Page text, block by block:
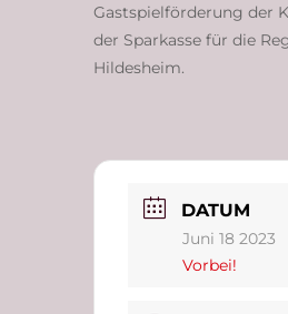
Gastspielförderung der
der Sparkasse für die
Hildesheim.
DATUM
Juni 18 2023
Vorbei!